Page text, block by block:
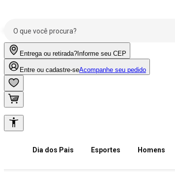
Entrega ou retirada? Informe seu CEP
Entre ou cadastre-seAcompanhe seu pedido
Dia dos Pais Esportes Homens